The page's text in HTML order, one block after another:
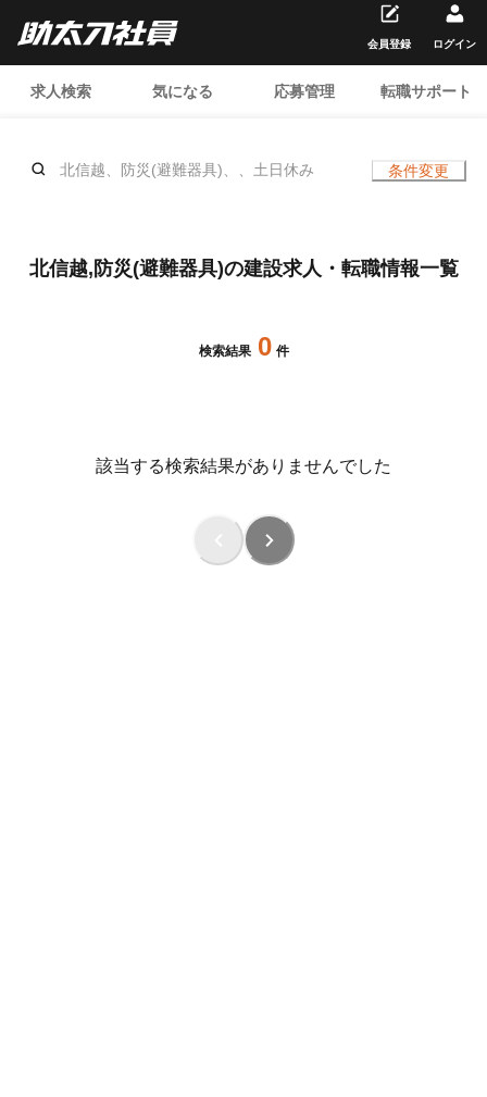
求人検索 気になる 応募管理 転職サポート
会員登録 ログイン
北信越、防災(避難器具)、、土日休み 条件変更
北信越,防災(避難器具)の建設求人・転職情報一覧
検索結果 0 件
該当する検索結果がありませんでした